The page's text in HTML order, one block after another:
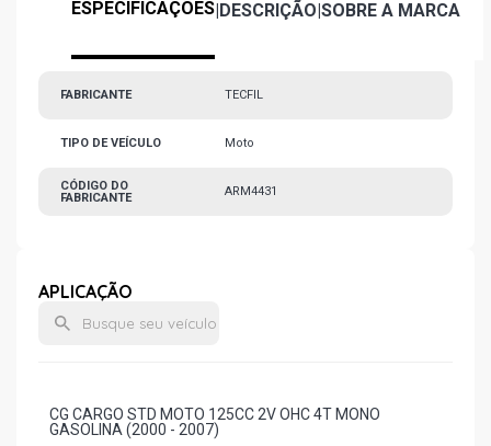
ESPECIFICAÇÕES|DESCRIÇÃO|SOBRE A MARCA
FABRICANTE TECFIL
TIPO DE VEÍCULO Moto
CÓDIGO DO
FABRICANTE
ARM4431
APLICAÇÃO
CG CARGO STD MOTO 125CC 2V OHC 4T MONO
GASOLINA (2000 - 2007)